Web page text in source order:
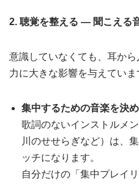
2. 聴覚を整える ― 聞こえる
意識していなくても、耳か
力に大きな影響を与えていま
集中するための音楽を決
歌詞のないインストルメ
川のせせらぎなど）は、
ッチになります。
自分だけの「集中プレイ